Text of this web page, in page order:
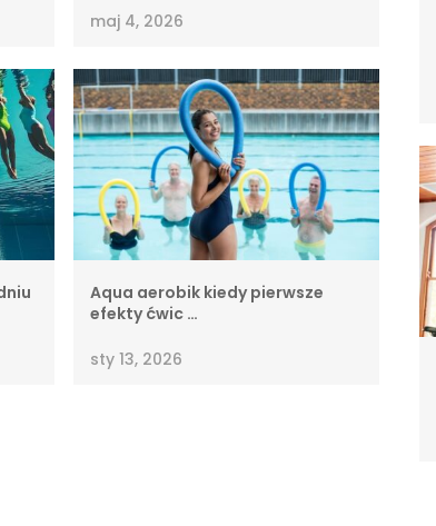
maj 4, 2026
Aqua aerobik kiedy pierwsze
efekty ćwic …
sty 13, 2026